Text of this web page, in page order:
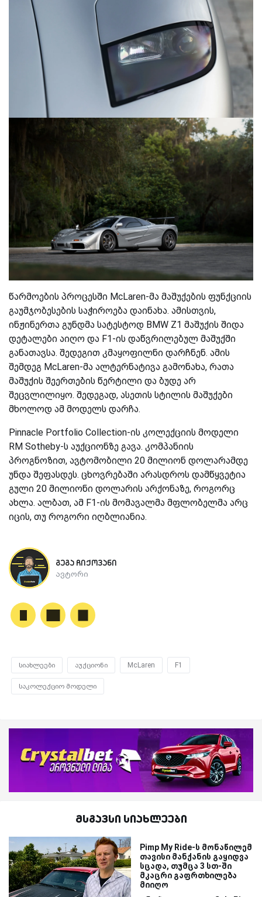
წარმოების პროცესში McLaren-მა მაშუქების ფუნქციის
გაუმჯობესების საჭიროება დაინახა. ამისთვის,
ინჟინერთა გუნდმა სატესტოდ BMW Z1 მაშუქის შიდა
დეტალები აიღო და F1-ის დაწვრილებულ მაშუქში
განათავსა. შედეგით კმაყოფილნი დარჩნენ. ამის
შემდეგ McLaren-მა ალტერნატივა გამონახა, რათა
მაშუქის შეერთების წერტილი და ბუდე არ
შეცვლილიყო. შედეგად, ასეთის სტილის მაშუქები
მხოლოდ ამ მოდელს დარჩა.
Pinnacle Portfolio Collection-ის კოლექციის მოდელი
RM Sotheby-ს აუქციონზე გავა. კომპანიის
პროგნოზით, ავტომობილი 20 მილიონ დოლარამდე
უნდა შეფასდეს. ცხოვრებაში არასდროს დამწყვეტია
გული 20 მილიონი დოლარის არქონაზე, როგორც
ახლა. ალბათ, ამ F1-ის მომავალმა მფლობელმა არც
იცის, თუ როგორი იღბლიანია.
გეგა ჩიქოვანი
ავტორი
სიახლეები აუქციონი McLaren F1
საკოლექციო მოდელი
მსგავსი სიახლეები
Pimp My Ride-ს მონაწილემ
თავისი მანქანის გაყიდვა
სცადა, თუმცა 3 სთ-ში
მკაცრი გაფრთხილება
მიიღო